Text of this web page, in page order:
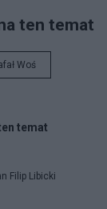
ten temat
Woś
temat
Filip Libicki